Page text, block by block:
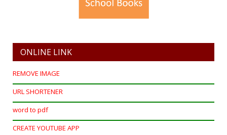
ONLINE LINK
REMOVE IMAGE
URL SHORTENER
word to pdf
CREATE YOUTUBE APP